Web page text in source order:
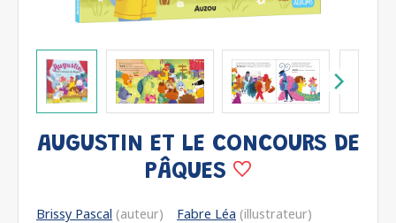
AUGUSTIN ET LE CONCOURS DE
PÂQUES
Brissy Pascal (auteur) Fabre Léa (illustrateur)